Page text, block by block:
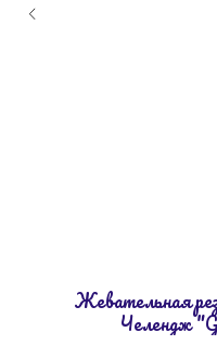
Жевательная
Челендж